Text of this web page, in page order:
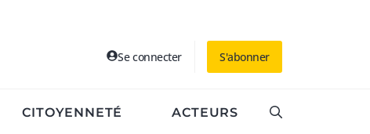
Se connecter S'abonner
CITOYENNETÉ ACTEURS